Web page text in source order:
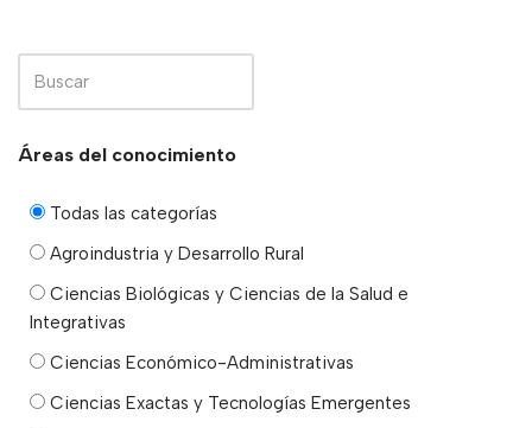
Áreas del conocimiento
Todas las categorías
Agroindustria y Desarrollo Rural
Ciencias Biológicas y Ciencias de la Salud e
Integrativas
Ciencias Económico-Administrativas
Ciencias Exactas y Tecnologías Emergentes